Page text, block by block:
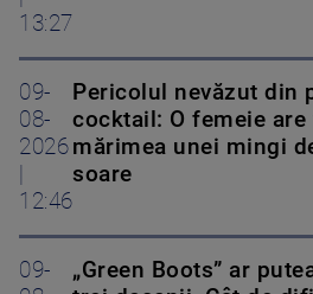
13:27
09-
08-
2026
12:46
Pericolul nevăzut din
cocktail: O femeie are
mărimea unei mingi
soare
09-
„Green Boots” ar